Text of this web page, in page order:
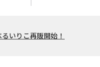
いりこ再販開始！